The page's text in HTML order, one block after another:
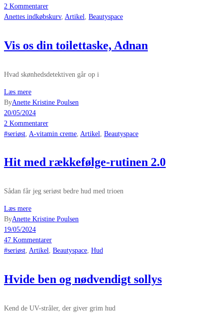
2 Kommentarer
Anettes indkøbskurv, Artikel Beautyspace
Vis os din toilettaske, Adnan
Hvad skønhedsdetektiven går op i
Læs mere
ByAnette Kristine Poulsen
20/05/2024
2 Kommentarer
#seriøst A-vitamin creme Artikel Beautyspace
Hit med rækkefølge-rutinen 2.0
Sådan får jeg seriøst bedre hud med trioen
Læs mere
ByAnette Kristine Poulsen
19/05/2024
47 Kommentarer
#seriøst, Artikel, Beautyspace, Hud
Hvide ben og nødvendigt sollys
Kend de UV-stråler, der giver grim hud